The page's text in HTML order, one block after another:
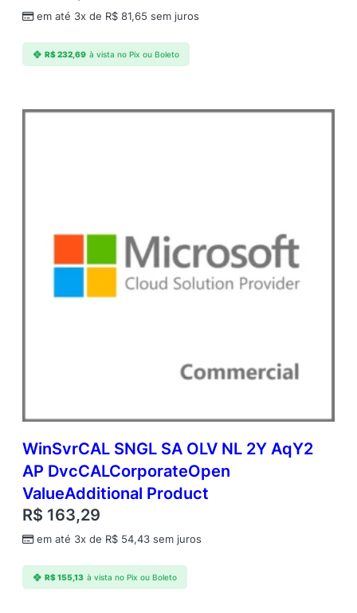
a
t
i
d
em até 3x de R$ 81,65 sem juros
R$232,69 à vista no Pix ou Boleto
WinSvrCAL SNGL SA OLV NL 2Y AqY2
AP DvcCALCorporateOpen
ValueAdditional Product
R$ 163,29
em até 3x de R$ 54,43 sem juros
R$155,13 à vista no Pix ou Boleto